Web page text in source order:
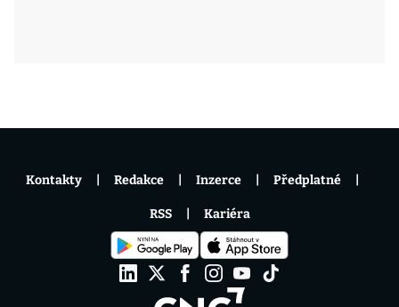
Kontakty Redakce Inzerce Předplatné
RSS Kariéra